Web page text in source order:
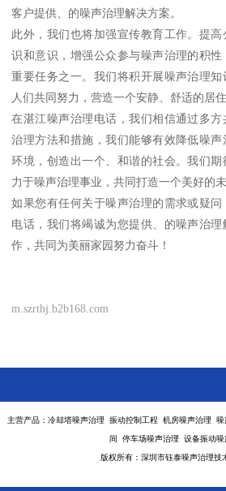
客户提供、的噪声治理解决方案。
此外，我们也将加强宣传教育工作。提
识和意识，增强公众参与噪声治理的积
重要任务之一。我们将积开展噪声治理
人们共同努力，营造一个安静、舒适的居
在湛江噪声治理电话，我们相信通过多
治理方法和措施，我们能够有效降低噪
环境，创造出一个、和谐的社会。我们
力于噪声治理事业，共同打造一个美好的未
如果您有任何关于噪声治理的需求或疑
电话，我们将竭诚为您提供、的噪声治
作，共同为美丽家园努力奋斗！
m.szrthj.b2b168.com
主营产品：冷却塔噪声治理 振动控制工程 机房噪声治理
间 停车场噪声治理 设备振动噪
版权所有：深圳市钰泰噪声治理技